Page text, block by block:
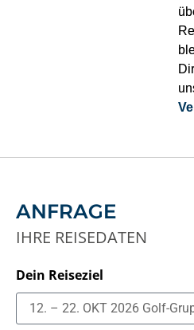
ANFRAGE
IHRE REISEDATEN
Dein Reiseziel